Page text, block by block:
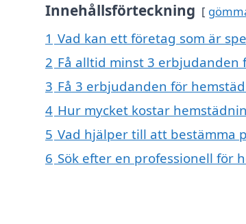
Innehållsförteckning
1 Vad kan ett företag som är
2 Få alltid minst 3 erbjudanden
3 Få 3 erbjudanden för
4 Hur mycket kostar
5 Vad hjälper till att bestämma
6 Sök efter en professionell för